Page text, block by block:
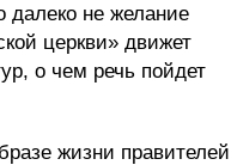
далеко не желание
церкви» движет
о чем речь пойдет
жизни правителей